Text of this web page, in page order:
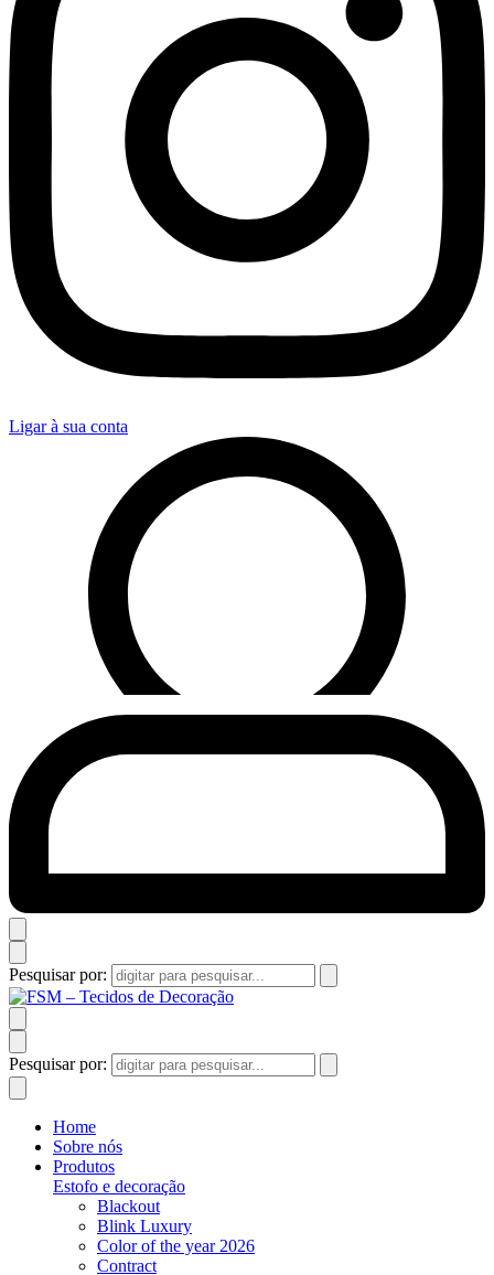
Ligar à sua conta
Pesquisar por:
Pesquisar por:
Home
Sobre nós
Produtos
Estofo e decoração
Blackout
Blink Luxury
Color of the year 2026
Contract